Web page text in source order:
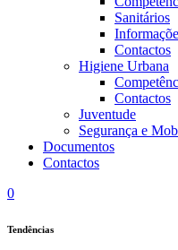
Sanitários
Contactos
Higiene Urbana
Contactos
Juventude
Segurança e
Documentos
Contactos
0
Tendências